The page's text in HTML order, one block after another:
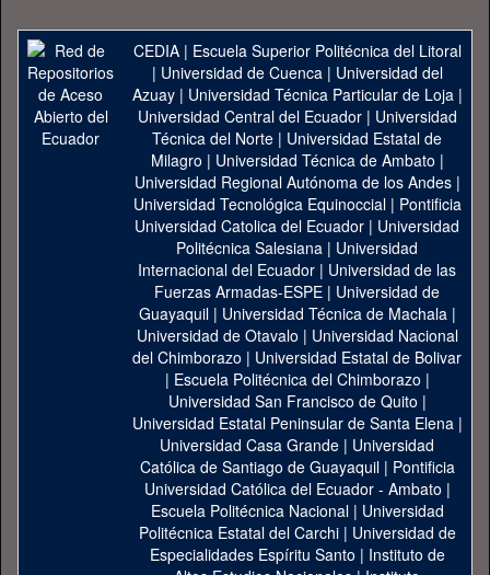
CEDIA| Escuela Superior Politécnica del Litoral
| Universidad de Cuenca| Universidad del
Azuay| Universidad Técnica Particular de Loja|
Universidad Central del Ecuador| Universidad
Técnica del Norte | Universidad Estatal de
Milagro | Universidad Técnica de Ambato |
Universidad Regional Autónoma de los Andes|
Universidad Tecnológica Equinoccial| Pontificia
Universidad Catolica del Ecuador | Universidad
Politécnica Salesiana | Universidad
Internacional del Ecuador | Universidad de las
Fuerzas Armadas-ESPE | Universidad de
Guayaquil| Universidad Técnica de Machala|
Universidad de Otavalo | Universidad Nacional
del Chimborazo | Universidad Estatal de Bolivar
| Escuela Politécnica del Chimborazo |
Universidad San Francisco de Quito |
Universidad Estatal Peninsular de Santa Elena|
Universidad Casa Grande | Universidad
Católica de Santiago de Guayaquil| Pontificia
Universidad Católica del Ecuador - Ambato |
Escuela Politécnica Nacional| Universidad
Politécnica Estatal del Carchi| Universidad de
Especialidades Espíritu Santo | Instituto de